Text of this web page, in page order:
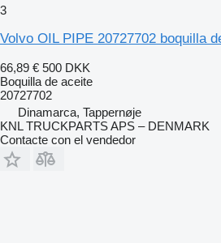
3
Volvo OIL PIPE 20727702 boquilla
66,89 € 500 DKK
Boquilla de aceite
20727702
Dinamarca, Tappernøje
KNL TRUCKPARTS APS – DENMARK
Contacte con el vendedor